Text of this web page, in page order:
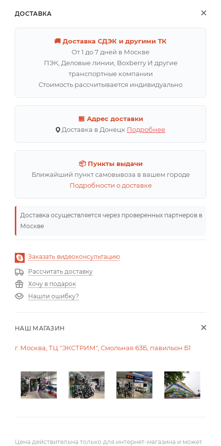
ДОСТАВКА
🚚 Доставка СДЭК и другими ТК
От 1 до 7 дней в Москве
ПЭК, Деловые линии, Boxberry И другие
транспортные компании
Стоимость рассчитывается индивидуально
🏪 Адрес доставки
Доставка в Донецк Подробнее
📦 Пункты выдачи
Ближайший пункт самовывоза в вашем городе
Подробности о доставке
Доставка осуществляется через проверенных партнеров в
Москве
Заказать видеоконсультацию
Рассчитать доставку
Хочу в подарок
Нашли ошибку?
НАШ МАГАЗИН
г. Москва, ТЦ "ЭКСТРИМ", Смольная 63Б, павильон Б1
Цена действительна только для интернет-магазина и может